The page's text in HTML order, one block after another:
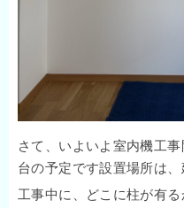
さて、いよいよ室内機工
台の予定です設置場所は
工事中に、どこに柱が有